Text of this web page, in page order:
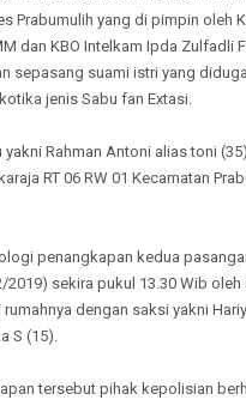
Prabumulih yang di pimpin oleh
dan KBO Intelkam Ipda Zulfadli
sepasang suami istri yang
jenis Sabu fan Extasi.
yakni Rahman Antoni alias toni
RT 06 RW 01 Kecamatan
penangkapan kedua
2019) sekira pukul 13.30 Wib
rumahnya dengan saksi yakni
S (15).
tersebut pihak kepolisian